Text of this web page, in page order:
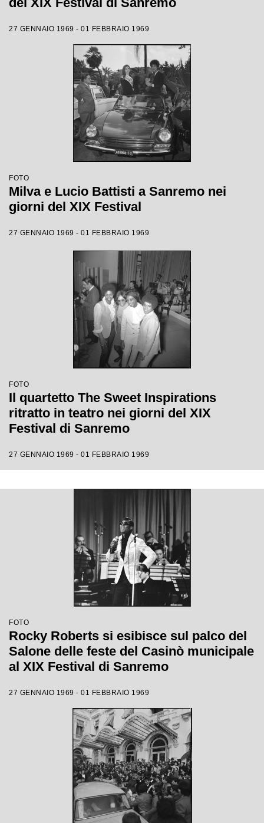
27 GENNAIO 1969 - 01 FEBBRAIO 1969
FOTO
Milva e Lucio Battisti a Sanremo nei
giorni del XIX Festival
27 GENNAIO 1969 - 01 FEBBRAIO 1969
FOTO
Il quartetto The Sweet Inspirations
ritratto in teatro nei giorni del XIX
Festival di Sanremo
27 GENNAIO 1969 - 01 FEBBRAIO 1969
FOTO
Rocky Roberts si esibisce sul palco del
Salone delle feste del Casinò municipale
al XIX Festival di Sanremo
27 GENNAIO 1969 - 01 FEBBRAIO 1969